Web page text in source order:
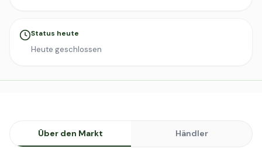
Status heute
Heute geschlossen
Über den Markt Händler